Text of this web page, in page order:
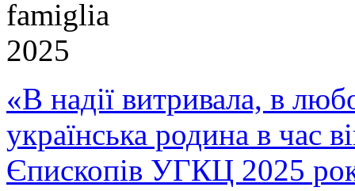
«В надії витривала, в
українська родина в час
Єпископів УГКЦ 2025